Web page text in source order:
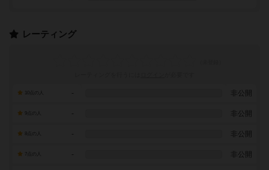
レーティング
- 非公開
- 非公開
- 非公開
7点の人 - 非公開